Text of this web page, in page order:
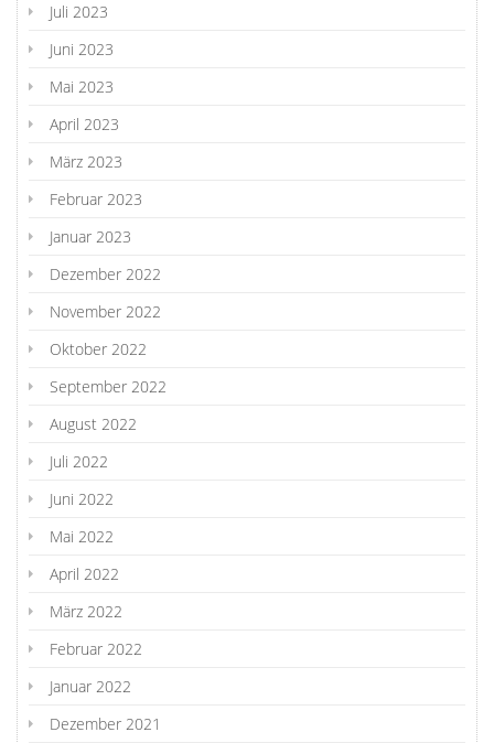
Juli 2023
Juni 2023
Mai 2023
April 2023
März 2023
Februar 2023
Januar 2023
Dezember 2022
November 2022
Oktober 2022
September 2022
August 2022
Juli 2022
Juni 2022
Mai 2022
April 2022
März 2022
Februar 2022
Januar 2022
Dezember 2021